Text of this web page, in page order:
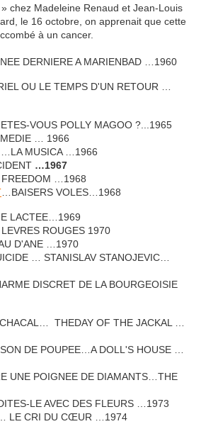
chez Madeleine Renaud et Jean-Louis
le 16 octobre, on apprenait que cette
à un cancer.
DERNIERE A MARIENBAD …1960
OU LE TEMPS D'UN RETOUR …
VOUS POLLY MAGOO ?...1965
… 1966
…LA MUSICA …1966
…1967
…1968
…BAISERS VOLES…1968
LACTEE…1969
LEVRES ROUGES 1970
D'ANE …1970
… STANISLAV STANOJEVIC…
DISCRET DE LA BOURGEOISIE
THEDAY OF THE JACKAL …
DE POUPEE…A DOLL'S HOUSE …
UNE POIGNEE DE DIAMANTS…THE
LE AVEC DES FLEURS …1973
LE CRI DU CŒUR …1974